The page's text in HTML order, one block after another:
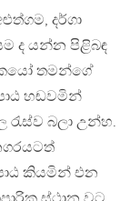
දර්ගා
ද යන්න පිළිබඳ
තමන්ගේ
හඬවමින්
බලා උන්හ.
කියමින් එන